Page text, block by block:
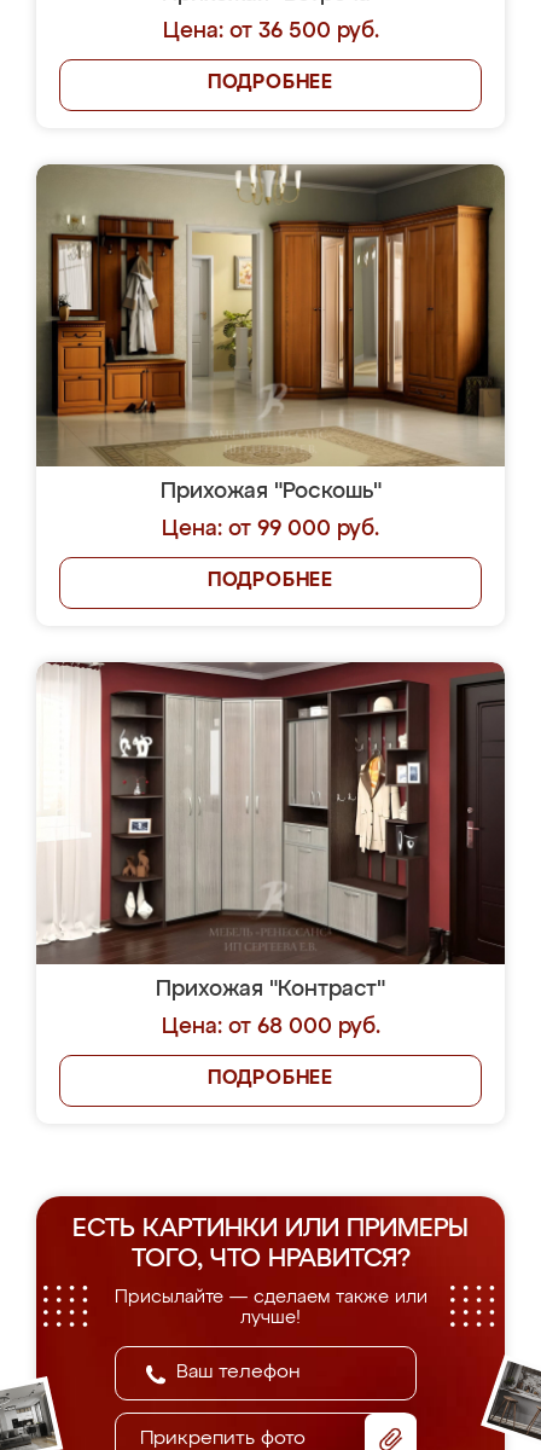
Цена: от 36 500 руб.
ПОДРОБНЕЕ
Прихожая "Роскошь"
Цена: от 99 000 руб.
ПОДРОБНЕЕ
Прихожая "Контраст"
Цена: от 68 000 руб.
ПОДРОБНЕЕ
ЕСТЬ КАРТИНКИ ИЛИ ПРИМЕРЫ
ТОГО, ЧТО НРАВИТСЯ?
Присылайте — сделаем также или
лучше!
Прикрепить фото